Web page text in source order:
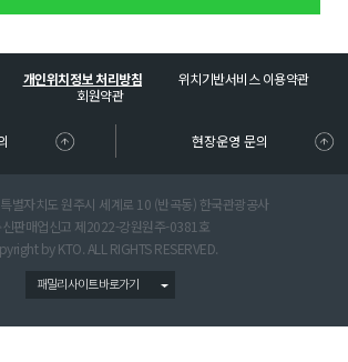
개인위치정보 처리방침
위치기반서비스 이용약관
회원약관
현장운영 문의
별자치도 원주시 세계로 10 (반곡동) 한국관광공사
신판매업신고 제2022-강원원주-0381호
by KTO. ALL RIGHTS RESERVED.